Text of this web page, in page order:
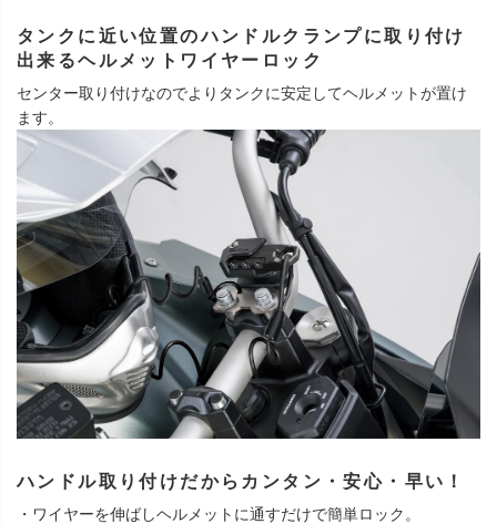
タンクに近い位置のハンドルクランプに取り付け
出来るヘルメットワイヤーロック
センター取り付けなのでよりタンクに安定してヘルメットが置け
ます。
ハンドル取り付けだからカンタン・安心・早い！
・ワイヤーを伸ばしヘルメットに通すだけで簡単ロック。